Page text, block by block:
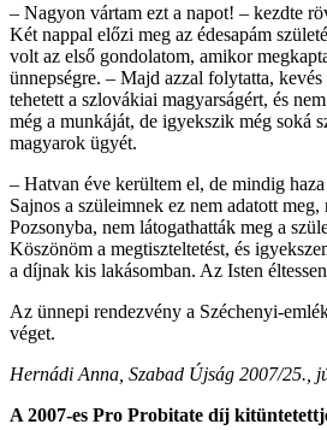
– Nagyon vártam ezt a napot! – kezdte
Két nappal előzi meg az édesapám
volt az első gondolatom, amikor
ünnepségre. – Majd azzal folytatta,
tehetett a szlovákiai magyarságért, és
még a munkáját, de igyekszik még soká
magyarok ügyét.
– Hatvan éve kerültem el, de mindig
Sajnos a szüleimnek ez nem adatott meg,
Pozsonyba, nem látogathatták meg a
Köszönöm a megtiszteltetést, és
a díjnak kis lakásomban. Az Isten
Az ünnepi rendezvény a Széchenyi-
véget.
Hernádi Anna, Szabad Újság 2007/25.,
A 2007-es Pro Probitate díj